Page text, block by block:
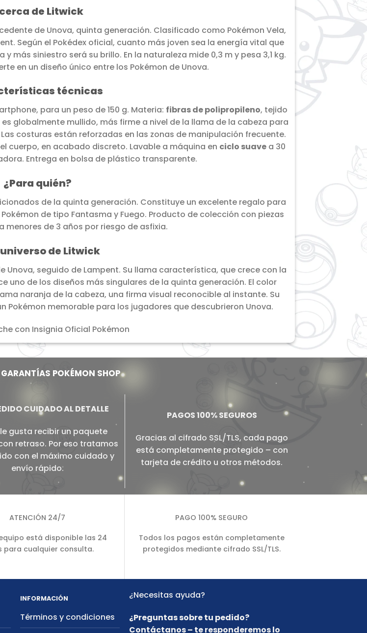
de Litwick
de Unova, quinta generación. Clasificado como Pokémon Vela,
Según el Pokédex oficial, cuanto más joven sea la energía vital que
más siniestro será su brillo. En la naturaleza mide 0,3 m y pesa 3,1 kg.
en un diseño único entre los Pokémon de Unova.
técnicas
para un peso de 150 g. Materia: fibras de polipropileno, tejido
globalmente mullido, más firme a nivel de la llama de la cabeza para
costuras están reforzadas en las zonas de manipulación frecuente.
cuerpo, en acabado discreto. Lavable a máquina en ciclo suave a 30
Entrega en bolsa de plástico transparente.
¿Para quién?
de la quinta generación. Constituye un excelente regalo para
de tipo Fantasma y Fuego. Producto de colección con piezas
menores de 3 años por riesgo de asfixia.
universo de Litwick
Unova, seguido de Lampent. Su llama característica, que crece con la
uno de los diseños más singulares de la quinta generación. El color
naranja de la cabeza, una firma visual reconocible al instante. Su
Pokémon memorable para los jugadores que descubrieron Unova.
con Insignia Oficial Pokémon
POKÉMON SHOP
CUIDADO AL DETALLE
gusta recibir un paquete
retraso. Por eso tratamos
con el máximo cuidado y
envío rápido.
PAGOS 100% SEGUROS
Gracias al cifrado SSL/TLS, cada pago
está completamente protegido – con
tarjeta de crédito u otros métodos.
ATENCIÓN 24/7
está disponible las 24
para cualquier consulta.
PAGO 100% SEGURO
Todos los pagos están completamente
protegidos mediante cifrado SSL/TLS.
INFORMACIÓN
Términos y condiciones
¿Necesitas ayuda?
¿Preguntas sobre tu pedido?
Contáctanos – te responderemos lo